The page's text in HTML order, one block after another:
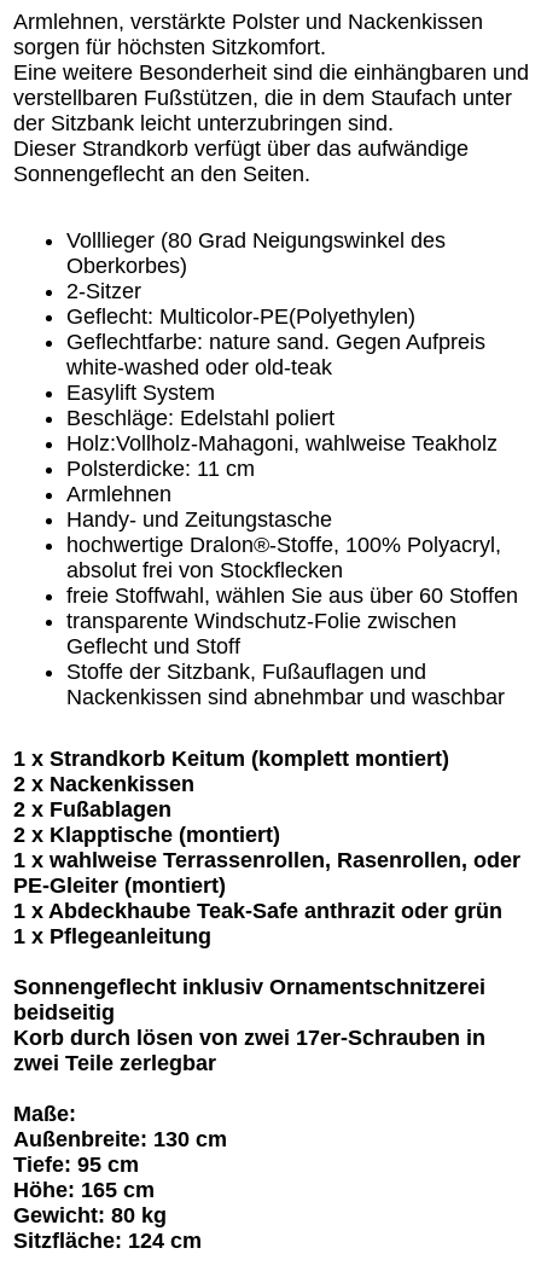
Armlehnen, verstärkte Polster und Nackenkissen
sorgen für höchsten Sitzkomfort.
Eine weitere Besonderheit sind die einhängbaren und
verstellbaren Fußstützen, die in dem Staufach unter
der Sitzbank leicht unterzubringen sind.
Dieser Strandkorb verfügt über das aufwändige
Sonnengeflecht an den Seiten.
Volllieger (80 Grad Neigungswinkel des
Oberkorbes)
2-Sitzer
Geflecht: Multicolor-PE(Polyethylen)
Geflechtfarbe: nature sand. Gegen Aufpreis
white-washed oder old-teak
Easylift System
Beschläge: Edelstahl poliert
Holz:Vollholz-Mahagoni, wahlweise Teakholz
Polsterdicke: 11 cm
Armlehnen
Handy- und Zeitungstasche
hochwertige Dralon®-Stoffe, 100% Polyacryl,
absolut frei von Stockflecken
freie Stoffwahl, wählen Sie aus über 60 Stoffen
transparente Windschutz-Folie zwischen
Geflecht und Stoff
Stoffe der Sitzbank, Fußauflagen und
Nackenkissen sind abnehmbar und waschbar
1 x Strandkorb Keitum (komplett montiert)
2 x Nackenkissen
2 x Fußablagen
2 x Klapptische (montiert)
1 x wahlweise Terrassenrollen, Rasenrollen, oder
PE-Gleiter (montiert)
1 x Abdeckhaube Teak-Safe anthrazit oder grün
1 x Pflegeanleitung
Sonnengeflecht inklusiv Ornamentschnitzerei
beidseitig
Korb durch lösen von zwei 17er-Schrauben in
zwei Teile zerlegbar
Maße:
Außenbreite: 130 cm
Tiefe: 95 cm
Höhe: 165 cm
Gewicht: 80 kg
Sitzfläche: 124 cm